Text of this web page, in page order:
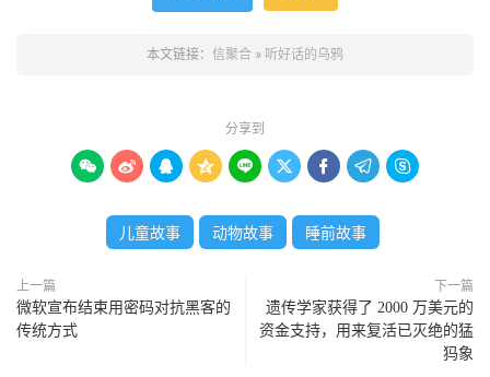
本文链接： 信聚合 » 听好话的乌鸦
分享到
        
儿童故事 动物故事 睡前故事
上一篇
微软宣布结束用密码对抗黑客的
传统方式
下一篇
遗传学家获得了 2000 万美元的
资金支持，用来复活已灭绝的猛
犸象